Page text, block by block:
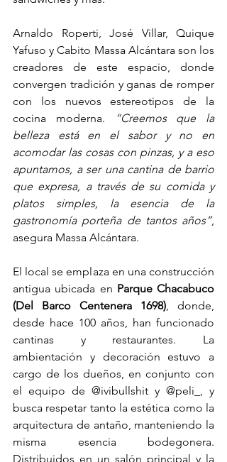
Arnaldo Roperti, José Villar, Quique
Yafuso y Cabito Massa Alcántara son los
creadores de este espacio, donde
convergen tradición y ganas de romper
con los nuevos estereotipos de la
cocina moderna.
“Creemos que la
belleza está en el sabor y no en
acomodar las cosas con pinzas, y a eso
apuntamos, a ser una cantina de barrio
que expresa, a través de su comida y
platos simples, la esencia de la
gastronomía porteña de tantos años”,
asegura Massa Alcántara.
El local se emplaza en una construcción
antigua ubicada en Parque Chacabuco
(Del Barco Centenera 1698),
donde,
desde hace 100 años, han funcionado
cantinas y restaurantes. La
ambientación y decoración estuvo a
cargo de los dueños, en conjunto con
el equipo de @ivibullshit y @peli_, y
busca respetar tanto la estética como la
arquitectura de antaño, manteniendo la
misma esencia bodegonera.
Distribuidos en un salón principal y la